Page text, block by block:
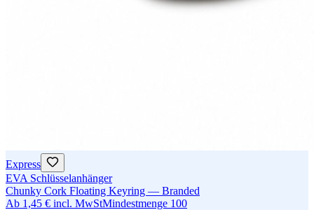
Express
EVA Schlüsselanhänger
Chunky Cork Floating Keyring — Branded
Ab 1,45 € incl. MwStMindestmenge 100